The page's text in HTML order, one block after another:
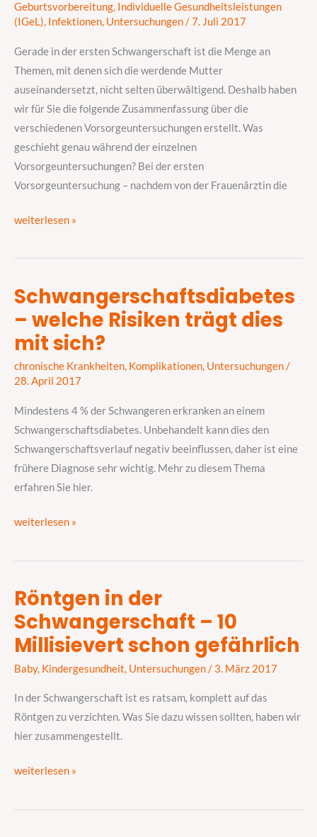
Geburtsvorbereitung, Individuelle Gesundheitsleistungen
(IGeL), Infektionen, Untersuchungen/7. Juli 2017
Gerade in der ersten Schwangerschaft ist die Menge an
Themen, mit denen sich die werdende Mutter
auseinandersetzt, nicht selten überwältigend. Deshalb haben
wir für Sie die folgende Zusammenfassung über die
verschiedenen Vorsorgeuntersuchungen erstellt. Was
geschieht genau während der einzelnen
Vorsorgeuntersuchungen? Bei der ersten
Vorsorgeuntersuchung – nachdem von der Frauenärztin die
was
Sie
wissen
sollten
weiterlesen »
Schwangerschaftsdiabetes
– welche Risiken trägt dies
mit sich?
chronische Krankheiten, Komplikationen, Untersuchungen/
28. April 2017
Mindestens 4 % der Schwangeren erkranken an einem
Schwangerschaftsdiabetes. Unbehandelt kann dies den
Schwangerschaftsverlauf negativ beeinflussen, daher ist eine
frühere Diagnose sehr wichtig. Mehr zu diesem Thema
erfahren Sie hier.
Schwangerschaftsdiabetes
welche
Risiken
trägt
mit
sich?
weiterlesen »
Röntgen in der
Schwangerschaft – 10
Millisievert schon gefährlich
Baby, Kindergesundheit, Untersuchungen/ 3. März 2017
In der Schwangerschaft ist es ratsam, komplett auf das
Röntgen zu verzichten. Was Sie dazu wissen sollten, haben wir
hier zusammengestellt.
Röntgen
in
Schwangerschaft
–
10
Millisievert
schon
weiterlesen »